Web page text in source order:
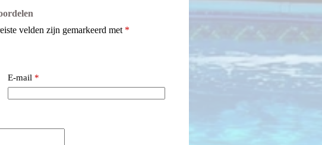
velden zijn gemarkeerd met *
E-mail *